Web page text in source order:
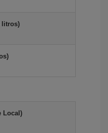
litros)
Local)